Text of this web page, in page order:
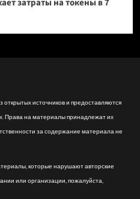
затраты на токены в 7
источников и предоставляются
Права на материалы принадлежат их
за содержание материала не
которые нарушают авторские
или организации, пожалуйста,